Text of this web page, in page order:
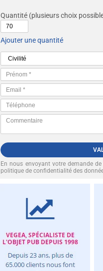
Quantité (plusieurs choix
Ajouter une quantité
En nous envoyant votre demande
politique de confidentialité des